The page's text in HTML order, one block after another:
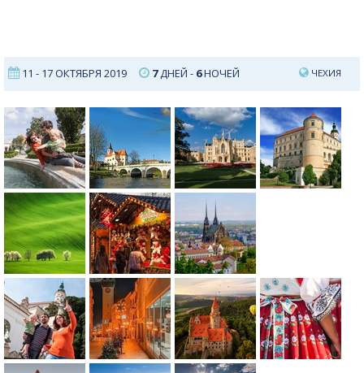
11 - 17 ОКТЯБРЯ 2019 7ДНЕЙ - 6НОЧЕЙ ЧЕХИЯ